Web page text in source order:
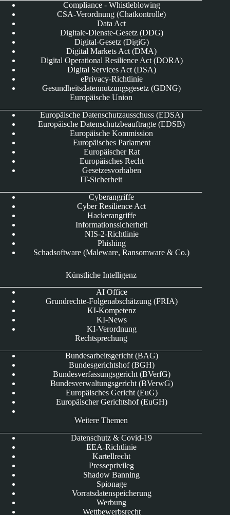
Compliance - Whistleblowing
CSA-Verordnung (Chatkontrolle)
Data Act
Digitale-Dienste-Gesetz (DDG)
Digital-Gesetz (DigiG)
Digital Markets Act (DMA)
Digital Operational Resilience Act (DORA)
Digital Services Act (DSA)
ePrivacy-Richtlinie
Gesundheitsdatennutzungsgesetz (GDNG)
Europäische Union
Europäische Datenschutzausschuss (EDSA)
Europäische Datenschutzbeauftragte (EDSB)
Europäische Kommission
Europäisches Parlament
Europäischer Rat
Europäisches Recht
Gesetzesvorhaben
IT-Sicherheit
Cyberangriffe
Cyber Resilience Act
Hackerangriffe
Informationssicherheit
NIS-2-Richtlinie
Phishing
Schadsoftware (Maleware, Ransomware & Co.)
Künstliche Intelligenz
AI Office
Grundrechte-Folgenabschätzung (FRIA)
KI-Kompetenz
KI-News
KI-Verordnung
Rechtsprechung
Bundesarbeitsgericht (BAG)
Bundesgerichtshof (BGH)
Bundesverfassungsgericht (BVerfG)
Bundesverwaltungsgericht (BVerwG)
Europäisches Gericht (EuG)
Europäischer Gerichtshof (EuGH)
Weitere Themen
Datenschutz & Covid-19
EEA-Richtlinie
Kartellrecht
Presseprivileg
Shadow Banning
Spionage
Vorratsdatenspeicherung
Werbung
Wettbewerbsrecht